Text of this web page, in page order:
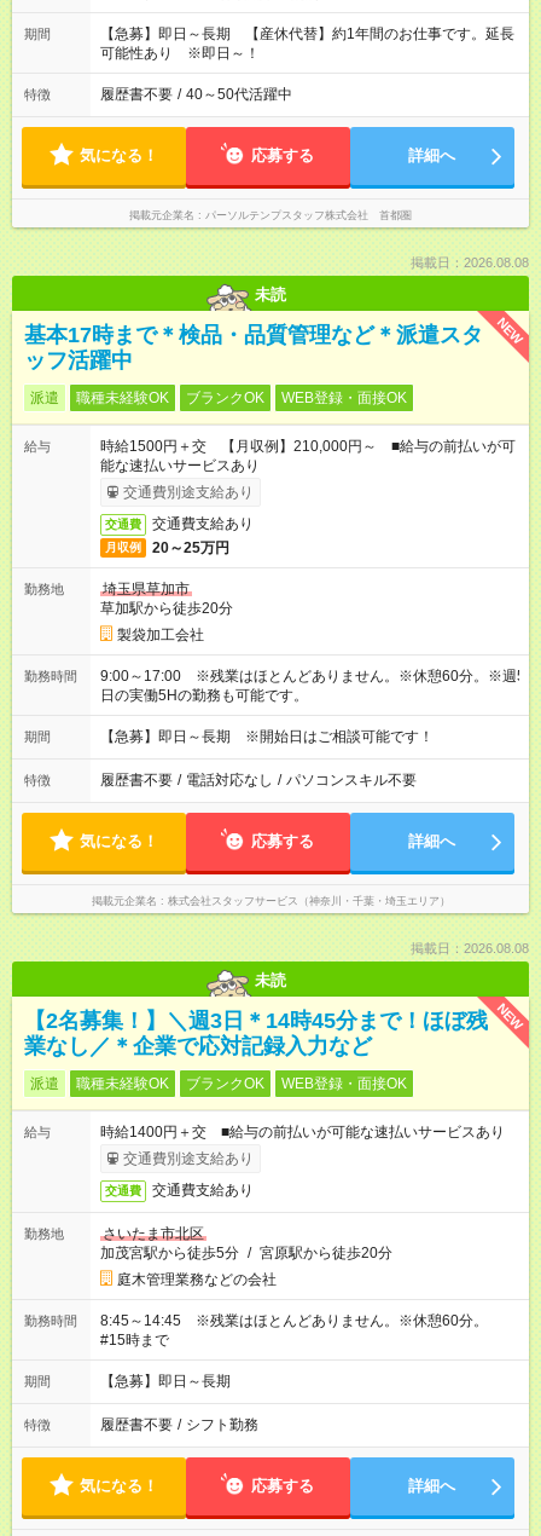
期間
【急募】即日～長期 【産休代替】約1年間のお仕事です。延長
可能性あり ※即日～！
特徴 履歴書不要 / 40～50代活躍中
気になる！ 応募する 詳細へ
掲載元企業名 パーソルテンプスタッフ株式会社 首都圏
掲載日：2026.08.08
未読
NEW
基本17時まで＊検品・品質管理など＊派遣スタ
ッフ活躍中
派遣 職種未経験OK ブランクOK WEB登録・面接OK
給与
時給1500円＋交 【月収例】210,000円～ ■給与の前払いが可
能な速払いサービスあり
交通費別途支給あり
交通費 交通費支給あり
月収例 20～25万円
勤務地
埼玉県草加市
草加駅から徒歩20分
製袋加工会社
勤務時間
9:00～17:00 ※残業はほとんどありません。※休憩60分。※週5
日の実働5Hの勤務も可能です。
期間 【急募】即日～長期 ※開始日はご相談可能です！
特徴 履歴書不要 / 電話対応なし / パソコンスキル不要
気になる！ 応募する 詳細へ
掲載元企業名 株式会社スタッフサービス（神奈川・千葉・埼玉エリア）
掲載日：2026.08.08
未読
NEW
【2名募集！】＼週3日＊14時45分まで！ほぼ残
業なし／＊企業で応対記録入力など
派遣 職種未経験OK ブランクOK WEB登録・面接OK
給与
時給1400円＋交 ■給与の前払いが可能な速払いサービスあり
交通費別途支給あり
交通費 交通費支給あり
勤務地
さいたま市北区
加茂宮駅から徒歩5分 / 宮原駅から徒歩20分
庭木管理業務などの会社
勤務時間
8:45～14:45 ※残業はほとんどありません。※休憩60分。
#15時まで
期間 【急募】即日～長期
特徴 履歴書不要 / シフト勤務
気になる！ 応募する 詳細へ